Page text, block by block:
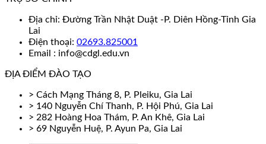
Địa chỉ: Đường Trần Nhật Duật -P. Diên Hồng-Tỉnh Gia
Lai
Điện thoại: 02693.825001
Email : info@cdgl.edu.vn
ĐỊA ĐIỂM ĐÀO TẠO
> Cách Mạng Tháng 8, P. Pleiku, Gia Lai
> 140 Nguyễn Chí Thanh, P. Hội Phú, Gia Lai
> 282 Hoàng Hoa Thám, P. An Khê, Gia Lai
> 69 Nguyễn Huệ, P. Ayun Pa, Gia Lai